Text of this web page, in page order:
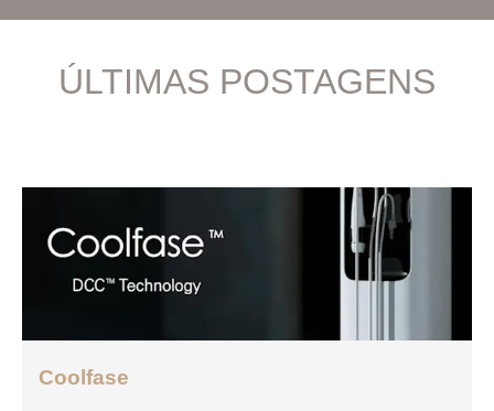
ÚLTIMAS POSTAGENS
Coolfase